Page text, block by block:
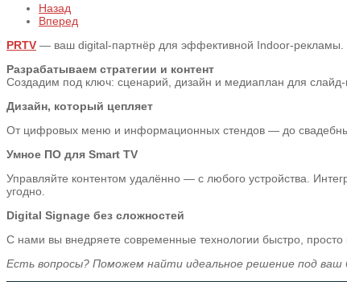
Назад
Вперед
PRTV — ваш digital-партнёр для эффективной Indoor-рекламы.
Разрабатываем стратегии и контент
Создадим под ключ: сценарий, дизайн и медиаплан для
Дизайн, который цепляет
От цифровых меню и информационных стендов — до
Умное ПО для Smart TV
Управляйте контентом удалённо — с любого устройства.
угодно.
Digital Signage без сложностей
С нами вы внедряете современные технологии быстро,
Есть вопросы? Поможем найти идеальное решение под ваш